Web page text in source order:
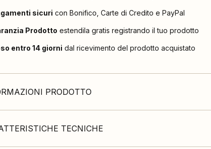
sicuri con Bonifico, Carte di Credito e PayPal
Prodotto estendila gratis registrando il tuo prodotto
entro 14 giorni dal ricevimento del prodotto acquistato
PRODOTTO
TECNICHE